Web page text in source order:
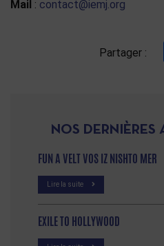
Mail : contact@iemj.org
Partager :
NOS
FUN A VELT VOS IZ NISHTO MER
Lire la suite
EXILE TO HOLLYWOOD